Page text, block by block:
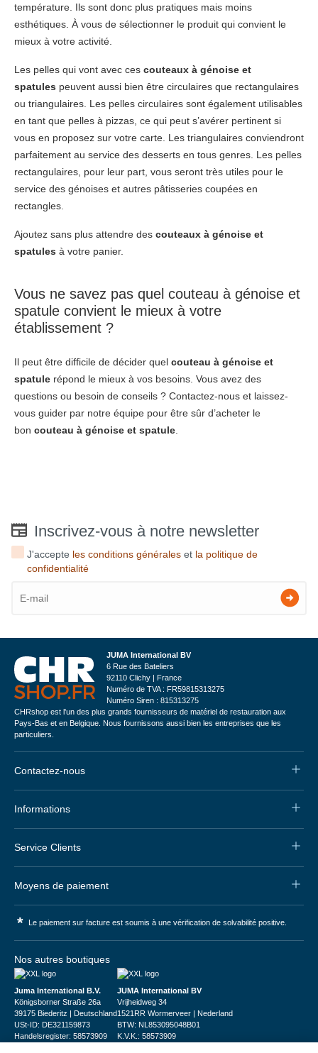
température. Ils sont donc plus pratiques mais moins
esthétiques. À vous de sélectionner le produit qui convient le
mieux à votre activité.
Les pelles qui vont avec ces couteaux à génoise et
spatules peuvent aussi bien être circulaires que rectangulaires
ou triangulaires. Les pelles circulaires sont également utilisables
en tant que pelles à pizzas, ce qui peut s’avérer pertinent si
vous en proposez sur votre carte. Les triangulaires conviendront
parfaitement au service des desserts en tous genres. Les pelles
rectangulaires, pour leur part, vous seront très utiles pour le
service des génoises et autres pâtisseries coupées en
rectangles.
Ajoutez sans plus attendre des couteaux à génoise et
spatules à votre panier.
Vous ne savez pas quel couteau à génoise et
spatule convient le mieux à votre
établissement ?
Il peut être difficile de décider quel couteau à génoise et
spatule répond le mieux à vos besoins. Vous avez des
questions ou besoin de conseils ? Contactez-nous et laissez-
vous guider par notre équipe pour être sûr d’acheter le
bon couteau à génoise et spatule.
Inscrivez-vous à notre newsletter
J'accepte les conditions générales et la politique de
confidentialité
JUMA International BV
6 Rue des Bateliers
92110 Clichy | France
Numéro de TVA : FR59815313275
Numéro Siren : 815313275
CHRshop est l'un des plus grands fournisseurs de matériel de restauration aux
Pays-Bas et en Belgique. Nous fournissons aussi bien les entreprises que les
particuliers.
Contactez-nous
Informations
Service Clients
Moyens de paiement
* Le paiement sur facture est soumis à une vérification de solvabilité positive.
Nos autres boutiques
Juma International B.V.
Königsborner Straße 26a
39175 Biederitz | Deutschland
USt-ID: DE321159873
Handelsregister: 58573909
JUMA International BV
Vrijheidweg 34
1521RR Wormerveer | Nederland
BTW: NL853095048B01
K.V.K.: 58573909